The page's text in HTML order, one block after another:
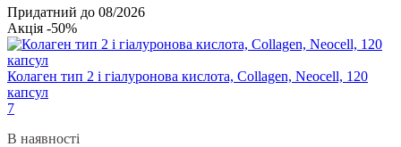
Придатний до 08/2026
Акція -50%
Колаген тип 2 і гіалуронова кислота, Collagen, Neocell, 120
капсул
7
В наявності